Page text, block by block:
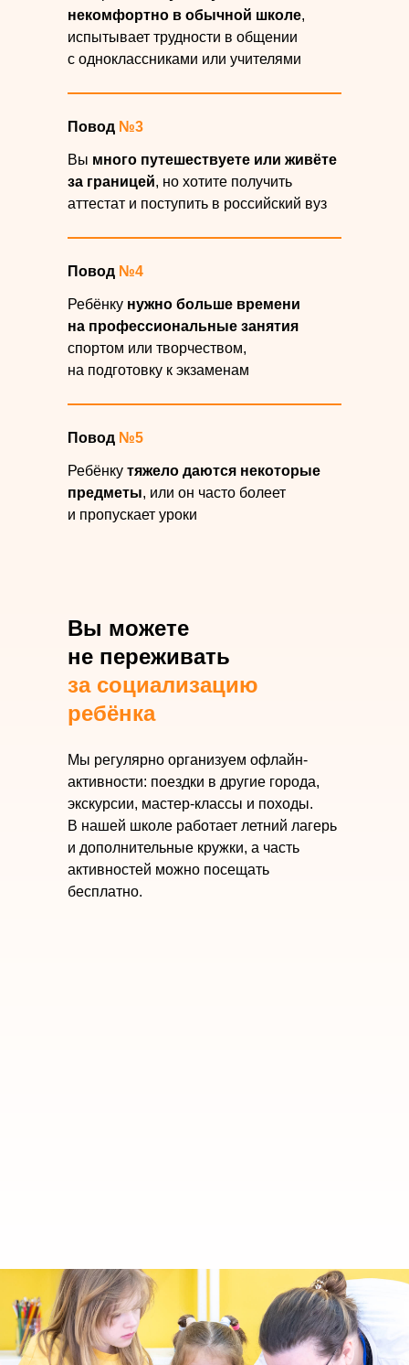
некомфортно в обычной школе,
испытывает трудности в общении
с одноклассниками или учителями
Ребёнку нужно больше времени
на профессиональные занятия
спортом или творчеством,
на подготовку к экзаменам
Повод №4
Ребёнку тяжело даются некоторые
предметы, или он часто болеет
и пропускает уроки
Повод №5
Вы много путешествуете или живёте
за границей, но хотите получить
аттестат и поступить в российский вуз
Повод №3
Вы можете
не переживать
за социализацию
ребёнка
Мы регулярно организуем офлайн-
активности: поездки в другие города,
экскурсии, мастер-классы и походы.
В нашей школе работает летний лагерь
и дополнительные кружки, а часть
активностей можно посещать
бесплатно.